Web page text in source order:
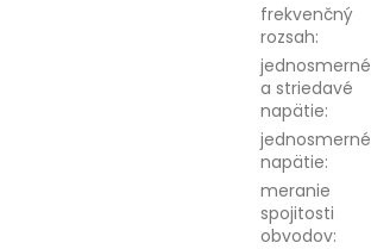
frekvenčný
rozsah:
jednosmerné
a striedavé
napätie:
jednosmerné
napätie:
meranie
spojitosti
obvodov: